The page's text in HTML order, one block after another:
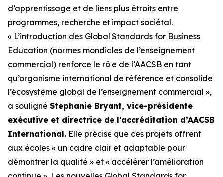
d’apprentissage et de liens plus étroits entre
programmes, recherche et impact sociétal.
« L’introduction des Global Standards for Business
Education (normes mondiales de l’enseignement
commercial) renforce le rôle de l’AACSB en tant
qu’organisme international de référence et consolide
l’écosystème global de l’enseignement commercial »,
a souligné Stephanie Bryant, vice-présidente
exécutive et directrice de l’accréditation d’AACSB
International. Elle précise que ces projets offrent
aux écoles « un cadre clair et adaptable pour
démontrer la qualité » et « accélérer l’amélioration